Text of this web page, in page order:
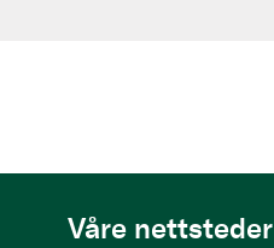
Våre nettsteder